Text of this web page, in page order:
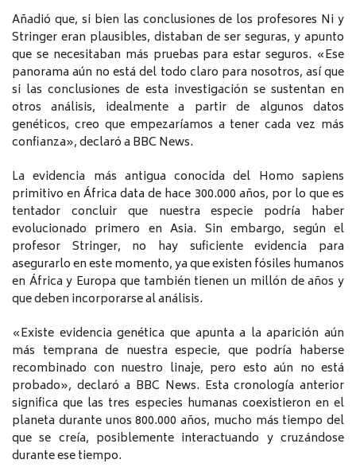
Añadió que, si bien las conclusiones de los profesores Ni y
Stringer eran plausibles, distaban de ser seguras, y apunto
que se necesitaban más pruebas para estar seguros. «Ese
panorama aún no está del todo claro para nosotros, así que
si las conclusiones de esta investigación se sustentan en
otros análisis, idealmente a partir de algunos datos
genéticos, creo que empezaríamos a tener cada vez más
confianza», declaró a BBC News.
La evidencia más antigua conocida del Homo sapiens
primitivo en África data de hace 300.000 años, por lo que es
tentador concluir que nuestra especie podría haber
evolucionado primero en Asia. Sin embargo, según el
profesor Stringer, no hay suficiente evidencia para
asegurarlo en este momento, ya que existen fósiles humanos
en África y Europa que también tienen un millón de años y
que deben incorporarse al análisis.
«Existe evidencia genética que apunta a la aparición aún
más temprana de nuestra especie, que podría haberse
recombinado con nuestro linaje, pero esto aún no está
probado», declaró a BBC News. Esta cronología anterior
significa que las tres especies humanas coexistieron en el
planeta durante unos 800.000 años, mucho más tiempo del
que se creía, posiblemente interactuando y cruzándose
durante ese tiempo.